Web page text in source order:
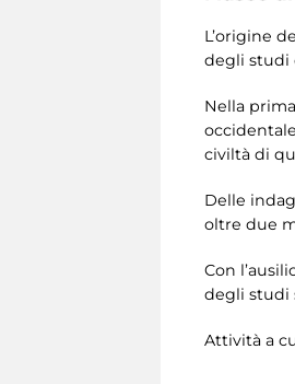
L’origine
degli studi
Nella
civiltà di
Delle
oltre due
Con
degli studi
Attività a